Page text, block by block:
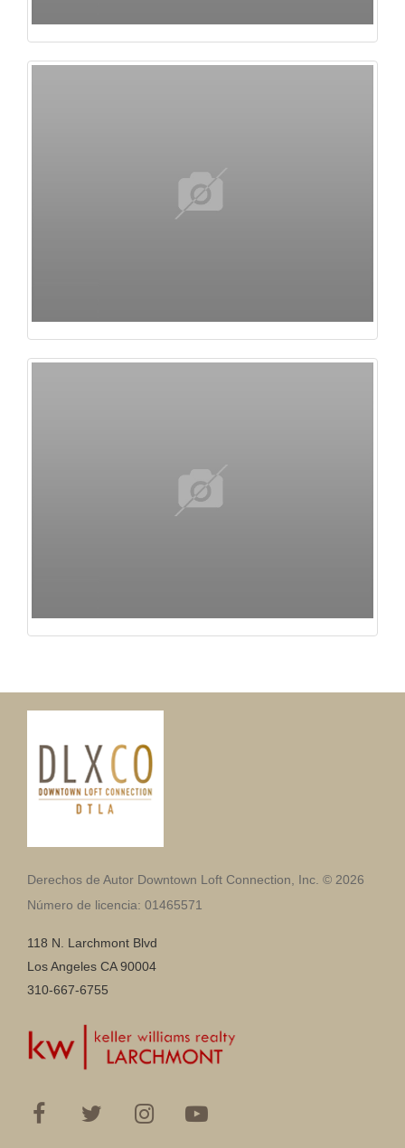
Derechos de Autor Downtown Loft Connection, Inc. © 2026
Número de licencia: 01465571
118 N. Larchmont Blvd
Los Angeles CA 90004
310-667-6755